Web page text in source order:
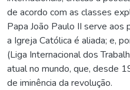
de acordo com as classes
Papa João Paulo II serve
a Igreja Católica é aliada; e,
(Liga Internacional dos
atual no mundo, que, desde
de iminência da revolução.